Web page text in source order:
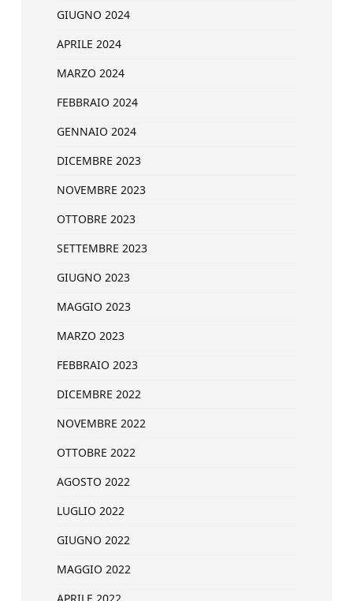
GIUGNO 2024
APRILE 2024
MARZO 2024
FEBBRAIO 2024
GENNAIO 2024
DICEMBRE 2023
NOVEMBRE 2023
OTTOBRE 2023
SETTEMBRE 2023
GIUGNO 2023
MAGGIO 2023
MARZO 2023
FEBBRAIO 2023
DICEMBRE 2022
NOVEMBRE 2022
OTTOBRE 2022
AGOSTO 2022
LUGLIO 2022
GIUGNO 2022
MAGGIO 2022